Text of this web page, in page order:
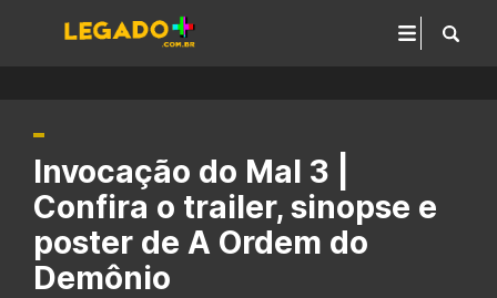
Invocação do Mal 3 |
Confira o trailer, sinopse e
poster de A Ordem do
Demônio